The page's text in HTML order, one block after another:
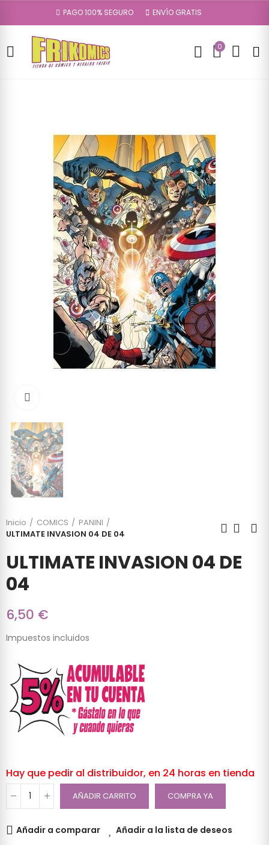
PAGO 100% SEGURO ENVÍO GRATIS
0
Inicio COMICS
PANINI
ULTIMATE INVASION 04 DE 04
ULTIMATE INVASION 04 DE
04
6,50 €
Impuestos incluidos
Hay que pedir al distribuidor, en 24 horas en tienda
AÑADIR CARRITO COMPRA YA
Añadir a comparar Añadir a la lista de deseos